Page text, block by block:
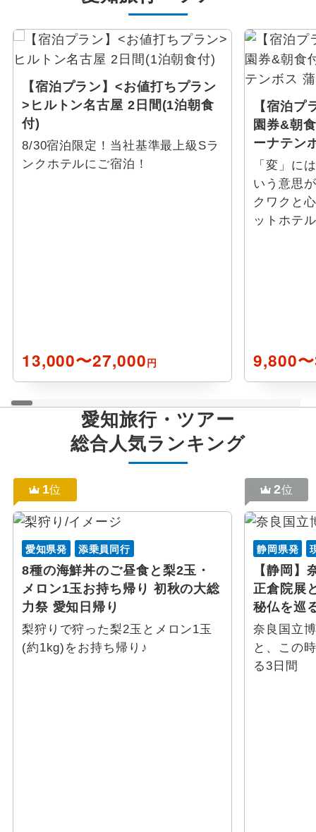
【宿泊プラン】<お値打ちプラン
>ヒルトン名古屋 2日間(1泊朝食
付)
8/30宿泊限定！当社基準最上級Sラ
ンクホテルにご宿泊！
13,000〜27,000円
【宿泊プ
園券&朝
ーナテン
「変」に
いう意思
クワクと
ットホテ
9,800
愛知旅行・ツアー
総合人気ランキング
1位
愛知県発 添乗員同行
8種の海鮮丼のご昼食と梨2玉・
メロン1玉お持ち帰り 初秋の大総
力祭 愛知日帰り
梨狩りで狩った梨2玉とメロン1玉
(約1kg)をお持ち帰り♪
2位
静岡県発
【静岡】
正倉院展
秘仏を巡
奈良国立
と、この
る3日間